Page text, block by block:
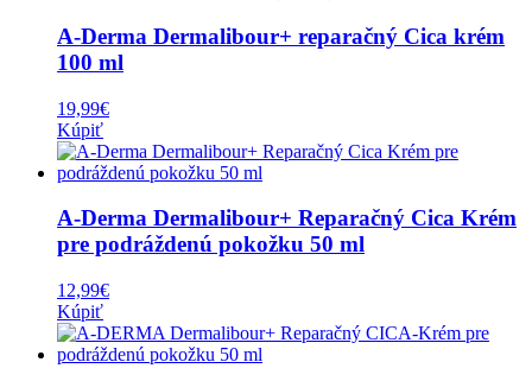
A-Derma Dermalibour+ reparačný Cica krém
100 ml
19,99€
Kúpiť
A-Derma Dermalibour+ Reparačný Cica Krém
pre podráždenú pokožku 50 ml
12,99€
Kúpiť